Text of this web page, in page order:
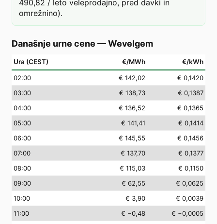
490,82 / leto veleprodajno, pred davki in
omrežnino).
Današnje urne cene —Wevelgem
Ura (CEST) €/MWh €/kWh
02:00 € 142,02
€ 0,1420
03:00 € 138,73
€ 0,1387
04:00 € 136,52
€ 0,1365
05:00 € 141,41
€ 0,1414
06:00 € 145,55
€ 0,1456
07:00 € 137,70
€ 0,1377
08:00 € 115,03
€ 0,1150
09:00 € 62,55
€ 0,0625
10:00 € 3,90
€ 0,0039
11:00 € −0,48
€ −0,0005